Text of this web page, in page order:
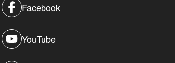
Facebook
YouTube